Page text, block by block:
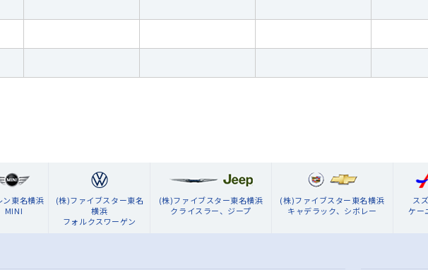
ン東名横浜
MINI
(株)ファイブスター東名
横浜
フォルクスワーゲン
(株)ファイブスター東名横浜
クライスラー、ジープ
(株)ファイブスター東名横浜
キャデラック、シボレー
ス
ケー